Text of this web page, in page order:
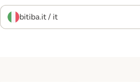
bitiba.it / it